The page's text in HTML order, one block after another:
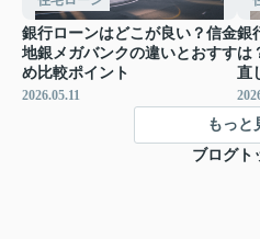
銀行ローンはどこが良い？信金
地銀メガバンクの違いとおすす
め比較ポイント
2026.05.11
銀
は
直
もっと
ブログト